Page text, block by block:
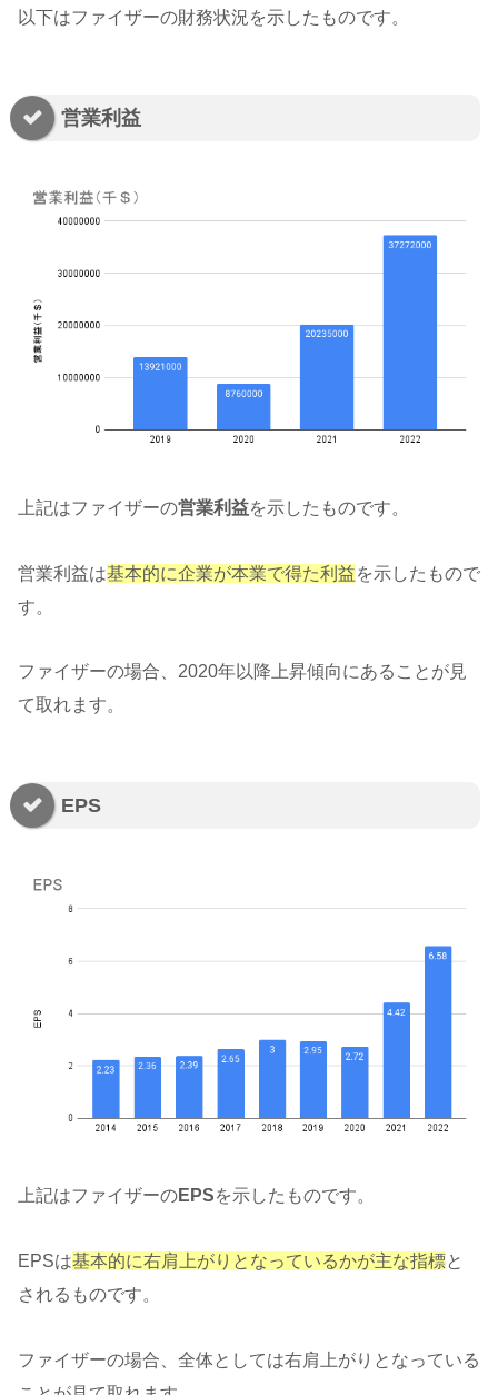
以下はファイザーの財務状況を示したものです。
営業利益
上記はファイザーの営業利益を示したものです。
営業利益は基本的に企業が本業で得た利益を示したもので
す。
ファイザーの場合、2020年以降上昇傾向にあることが見
て取れます。
EPS
上記はファイザーのEPSを示したものです。
EPSは基本的に右肩上がりとなっているかが主な指標と
されるものです。
ファイザーの場合、全体としては右肩上がりとなっている